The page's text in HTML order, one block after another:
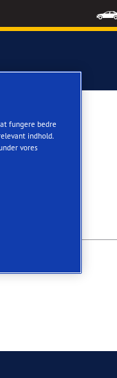
fungere bedre
indhold.
vores